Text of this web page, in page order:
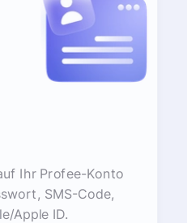
Ihr Profee-Konto
SMS-Code,
Apple ID.